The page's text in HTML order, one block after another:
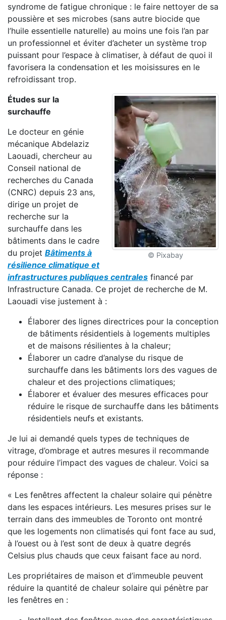
syndrome de fatigue chronique : le faire nettoyer de sa
poussière et ses microbes (sans autre biocide que
l’huile essentielle naturelle) au moins une fois l’an par
un professionnel et éviter d’acheter un système trop
puissant pour l’espace à climatiser, à défaut de quoi il
favorisera la condensation et les moisissures en le
refroidissant trop.
© Pixabay
Études sur la
surchauffe
Le docteur en génie
mécanique Abdelaziz
Laouadi, chercheur au
Conseil national de
recherches du Canada
(CNRC) depuis 23 ans,
dirige un projet de
recherche sur la
surchauffe dans les
bâtiments dans le cadre
du projet Bâtiments à
résilience climatique et
infrastructures publiques centrales financé par
Infrastructure Canada. Ce projet de recherche de M.
Laouadi vise justement à :
Élaborer des lignes directrices pour la conception
de bâtiments résidentiels à logements multiples
et de maisons résilientes à la chaleur;
Élaborer un cadre d’analyse du risque de
surchauffe dans les bâtiments lors des vagues de
chaleur et des projections climatiques;
Élaborer et évaluer des mesures efficaces pour
réduire le risque de surchauffe dans les bâtiments
résidentiels neufs et existants.
Je lui ai demandé quels types de techniques de
vitrage, d’ombrage et autres mesures il recommande
pour réduire l’impact des vagues de chaleur. Voici sa
réponse :
« Les fenêtres affectent la chaleur solaire qui pénètre
dans les espaces intérieurs. Les mesures prises sur le
terrain dans des immeubles de Toronto ont montré
que les logements non climatisés qui font face au sud,
à l’ouest ou à l’est sont de deux à quatre degrés
Celsius plus chauds que ceux faisant face au nord.
Les propriétaires de maison et d’immeuble peuvent
réduire la quantité de chaleur solaire qui pénètre par
les fenêtres en :